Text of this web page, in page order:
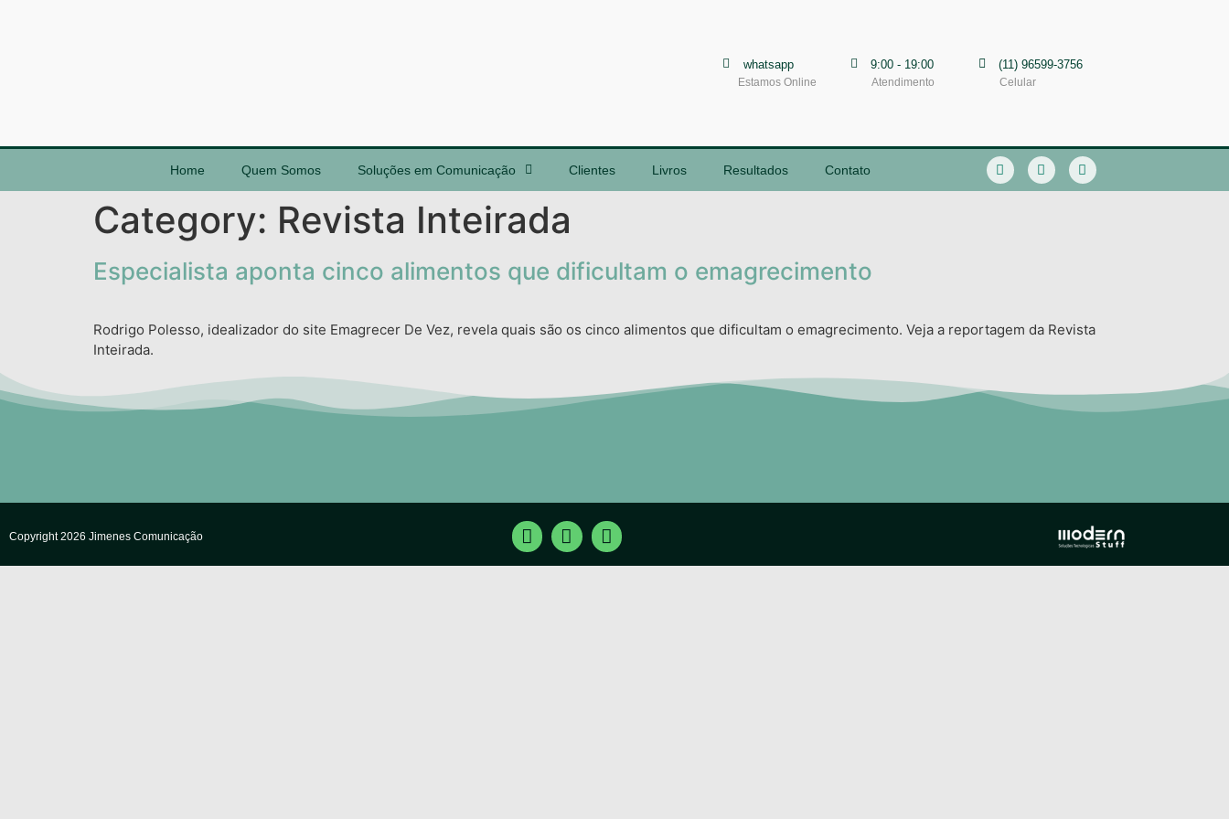
whatsapp
Estamos Online
9:00 - 19:00
Atendimento
(11) 96599-3756
Celular
Home Quem Somos Soluções em Comunicação Clientes Livros Resultados Contato
Category: Revista Inteirada
Especialista aponta cinco alimentos que dificultam o emagrecimento
Rodrigo Polesso, idealizador do site Emagrecer De Vez, revela quais são os cinco alimentos que dificultam o emagrecimento. Veja a reportagem da Revista
Inteirada.
Copyright 2026 Jimenes Comunicação